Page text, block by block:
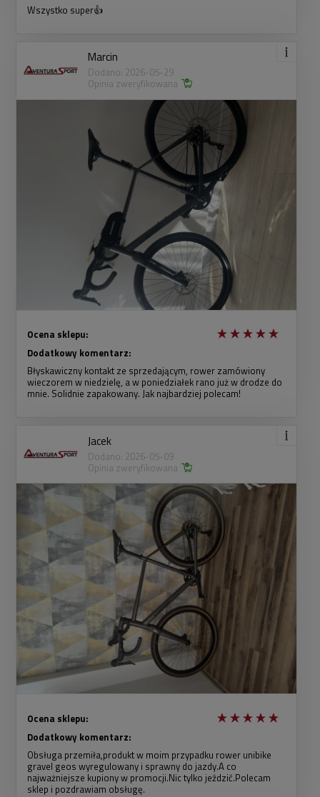
Wszystko super👍
Marcin
Dodano: 2026-05-29
Opinia zweryfikowana
Ocena sklepu:
Dodatkowy komentarz:
Błyskawiczny kontakt ze sprzedającym, rower zamówiony
wieczorem w niedzielę, a w poniedziałek rano już w drodze do
mnie. Solidnie zapakowany. Jak najbardziej polecam!
Jacek
Dodano: 2026-05-09
Opinia zweryfikowana
Ocena sklepu:
Dodatkowy komentarz:
Obsługa przemiła,produkt w moim przypadku rower unibike
gravel geos wyregulowany i sprawny do jazdy.A co
najważniejsze kupiony w promocji.Nic tylko jeździć.Polecam
sklep i pozdrawiam obsługę.